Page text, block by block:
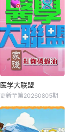
医学大联盟
更新至第20260805期